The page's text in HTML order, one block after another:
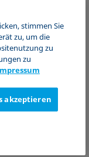
stimmen Sie
zu, um die
zu
zu
akzeptieren